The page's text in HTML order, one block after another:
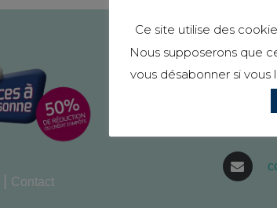
Contact
Ce site utilise des
Nous supposerons que
vous désabonner si vous